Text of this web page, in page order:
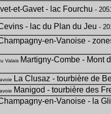
et-Gavet - lac Fourchu -
- lac du Plan du Jeu -
en-Vanoise -
Valais Martigny-Combe - Mont
La Clusaz - tourbière de
Manigod - tourbière des
en-Vanoise - la